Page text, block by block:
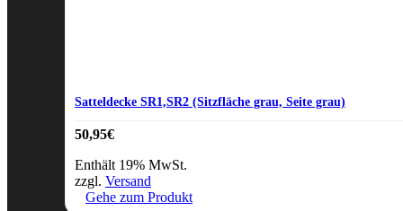
Satteldecke SR1,SR2 (Sitzfläche grau, Seite grau)
50,95€
Enthält 19% MwSt.
zzgl. Versand
Gehe zum Produkt